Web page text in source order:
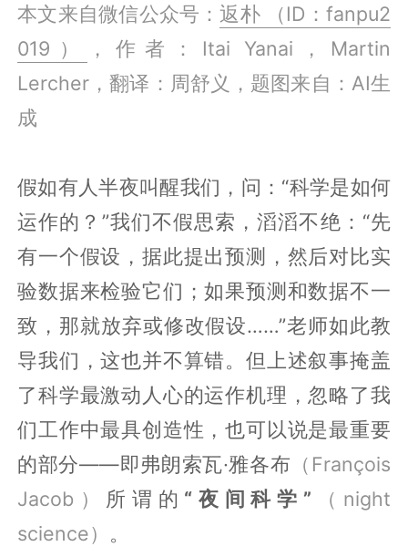
本文来自微信公众号：返朴 （ID：fanpu2
019）
，作者：Itai Yanai，Martin
Lercher，翻译：周舒义，题图来自：AI生
成
假如有人半夜叫醒我们，问：“科学是如何
运作的？”我们不假思索，滔滔不绝：“先
有一个假设，据此提出预测，然后对比实
验数据来检验它们；如果预测和数据不一
致，那就放弃或修改假设……”老师如此教
导我们，这也并不算错。但上述叙事掩盖
了科学最激动人心的运作机理，忽略了我
们工作中最具创造性，也可以说是最重要
的部分——即弗朗索瓦·雅各布 （François
Jacob） 所谓的 “夜间科学” （night
science） 。